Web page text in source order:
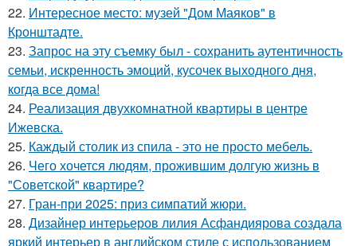
22. Интересное место: музей "Дом Маяков" в
Кронштадте.
23. Запрос на эту съемку был - сохранить аутентичность
семьи, искренность эмоций, кусочек выходного дня,
когда все дома!
24. Реализация двухкомнатной квартиры в центре
Ижевска.
25. Каждый столик из спила - это не просто мебель.
26. Чего хочется людям, прожившим долгую жизнь в
"Советской" квартире?
27. Гран-при 2025: приз симпатий жюри.
28. Дизайнер интерьеров лилия Асфандиярова создала
яркий интерьер в английском стиле с использованием